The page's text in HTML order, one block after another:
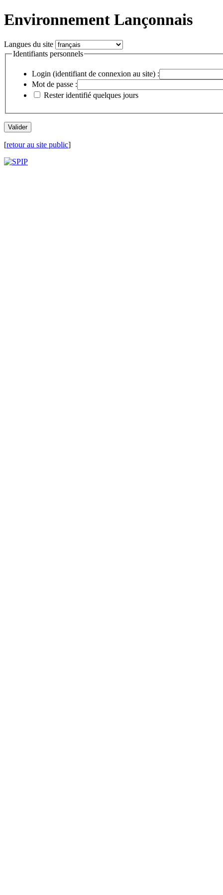
Environnement Lançonnais
Langues du site
Identifiants personnels
Login (identifiant de connexion au site) :
Mot de passe :
Rester identifié quelques jours
[retour au site public]